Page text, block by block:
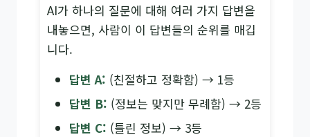
AI가 하나의 질문에 대해 여러 가지 답변을
내놓으면, 사람이 이 답변들의 순위를 매깁
니다.
답변 A: (친절하고 정확함) → 1등
답변 B: (정보는 맞지만 무례함) → 2등
답변 C: (틀린 정보) → 3등